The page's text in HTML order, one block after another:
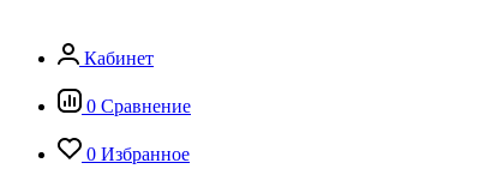
Кабинет
0 Сравнение
0 Избранное